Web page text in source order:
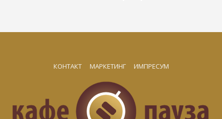
КОНТАКТ МАРКЕТИНГ ИМПРЕСУМ